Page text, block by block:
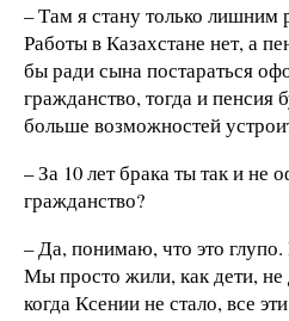
– Там я стану только лишним
Работы в Казахстане нет, а
бы ради сына постараться
гражданство, тогда и пенсия
больше возможностей
– За 10 лет брака ты так и не
гражданство?
– Да, понимаю, что это
Мы просто жили, как дети,
когда Ксении не стало, все